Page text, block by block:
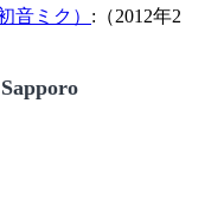
音ミク） :（2012年2